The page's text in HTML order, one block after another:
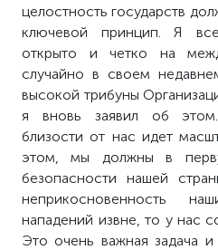
целостность государств
ключевой принцип. Я
открыто и четко на
случайно в своем
высокой трибуны
я вновь заявил об
близости от нас идет
этом, мы должны в
безопасности нашей
неприкосновенность
нападений извне, то у нас
Это очень важная задача и